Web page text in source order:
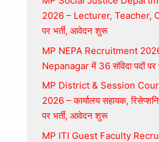
2026 – Lecturer, Teacher,
पर भर्ती, आवेदन शुरू
MP NEPA Recruitment
Nepanagar में 36 संविदा पदों
MP District & Session
2026 – कार्यालय सहायक,
पर भर्ती, आवेदन शुरू
MP ITI Guest Faculty